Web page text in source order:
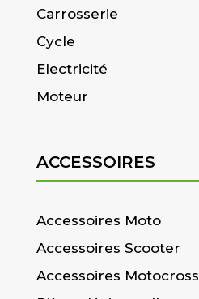
Carrosserie
Cycle
Electricité
Moteur
ACCESSOIRES
Accessoires Moto
Accessoires Scooter
Accessoires Motocross